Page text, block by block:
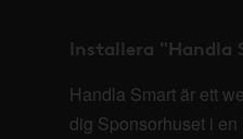
Installera "Handla
Handla Smart är ett
dig Sponsorhuset i